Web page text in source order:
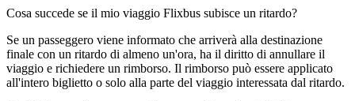
Cosa succede se il mio viaggio Flixbus subisce un ritardo?
Se un passeggero viene informato che arriverà alla destinazione
finale con un ritardo di almeno un'ora, ha il diritto di annullare il
viaggio e richiedere un rimborso. Il rimborso può essere applicato
all'intero biglietto o solo alla parte del viaggio interessata dal ritardo.